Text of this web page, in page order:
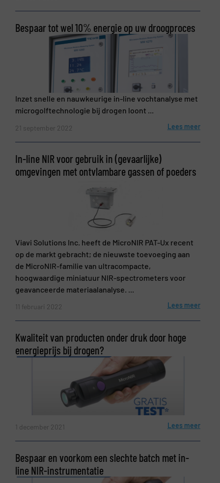
VERSTUREN
Bespaar tot wel 10% energie op uw droogproces
Inzet snelle en nauwkeurige in-line vochtanalyse met
microgolftechnologie bij drogen loont ...
21 september 2022 Lees meer
In-line NIR voor gebruik in (gevaarlijke)
omgevingen met ontvlambare gassen of poeders
Viavi Solutions Inc. heeft de MicroNIR PAT-Ux recent
op de markt gebracht; de nieuwste toevoeging aan
de MicroNIR-familie van ultracompacte,
hoogwaardige miniatuur NIR-spectrometers voor
geavanceerde materiaalanalyse. ...
11 februari 2022 Lees meer
Kwaliteit van producten onder druk door hoge
energieprijs bij drogen?
1 december 2021 Lees meer
Bespaar en voorkom een slechte batch met in-
line NIR-instrumentatie